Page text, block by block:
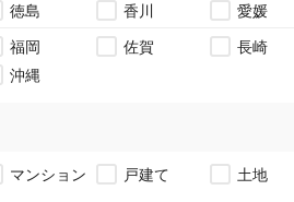
徳島 香川 愛媛
福岡 佐賀 長崎
沖縄
マンション 戸建て 土地